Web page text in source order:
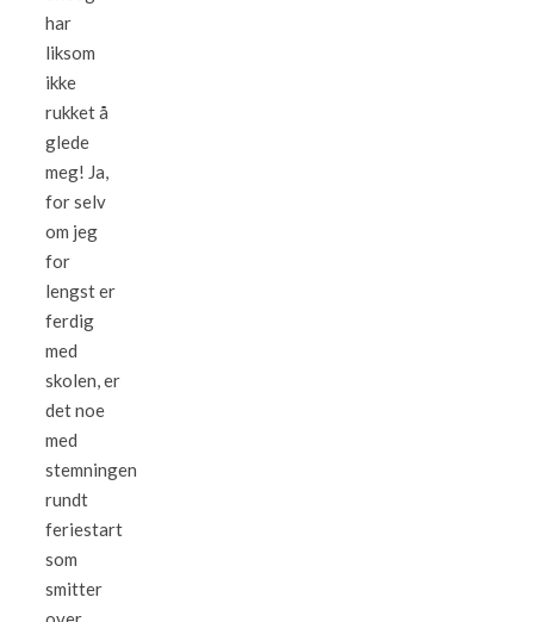
har
liksom
ikke
rukket å
glede
meg! Ja,
for selv
om jeg
for
lengst er
ferdig
med
skolen, er
det noe
med
stemningen
rundt
feriestart
som
smitter